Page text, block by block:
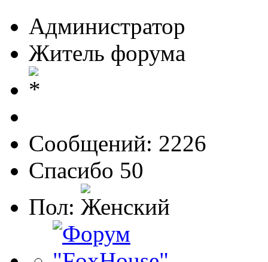
Администратор
Житель форума
Сообщений: 2226
Спасибо 50
Пол: